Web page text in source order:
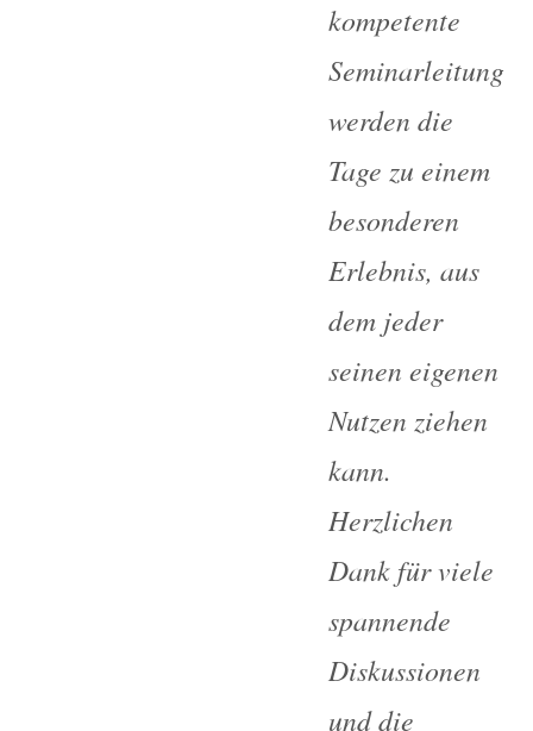
kompetente
Seminarleitung
werden die
Tage zu einem
besonderen
Erlebnis, aus
dem jeder
seinen eigenen
Nutzen ziehen
kann.
Herzlichen
Dank für viele
spannende
Diskussionen
und die